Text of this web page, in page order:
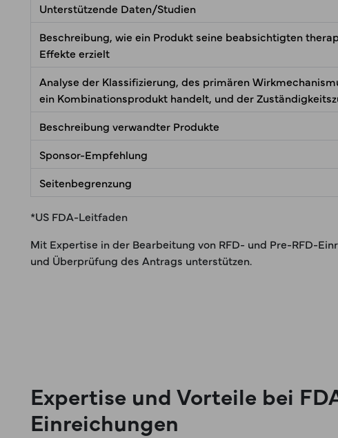
Unterstützende Daten/Studien
Beschreibung, wie ein Produkt seine beabsichtigten
Effekte erzielt
Analyse der Klassifizierung, des primären
ein Kombinationsprodukt handelt, und der
Beschreibung verwandter Produkte
Sponsor-Empfehlung
Seitenbegrenzung
*US FDA-Leitfaden
Mit Expertise in der Bearbeitung von RFD- und Pre-RFD-
und Überprüfung des Antrags unterstützen.
Expertise und Vorteile bei
Einreichungen